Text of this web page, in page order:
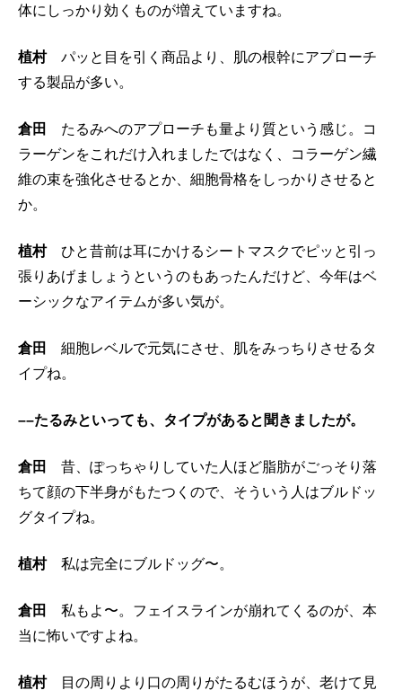
体にしっかり効くものが増えていますね。
植村 パッと目を引く商品より、肌の根幹にアプローチ
する製品が多い。
倉田 たるみへのアプローチも量より質という感じ。コ
ラーゲンをこれだけ入れましたではなく、コラーゲン繊
維の束を強化させるとか、細胞骨格をしっかりさせると
か。
植村 ひと昔前は耳にかけるシートマスクでピッと引っ
張りあげましょうというのもあったんだけど、今年はベ
ーシックなアイテムが多い気が。
倉田 細胞レベルで元気にさせ、肌をみっちりさせるタ
イプね。
––たるみといっても、タイプがあると聞きましたが。
倉田 昔、ぽっちゃりしていた人ほど脂肪がごっそり落
ちて顔の下半身がもたつくので、そういう人はブルドッ
グタイプね。
植村 私は完全にブルドッグ〜。
倉田 私もよ〜。フェイスラインが崩れてくるのが、本
当に怖いですよね。
植村
目の周りより口の周りがたるむほうが、老けて見